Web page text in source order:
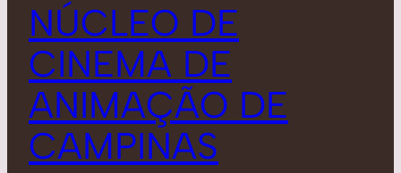
NÚCLEO DE
CINEMA DE
ANIMAÇÃO DE
CAMPINAS